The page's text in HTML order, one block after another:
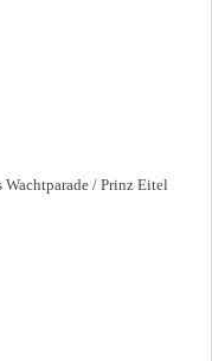
Wachtparade / Prinz Eitel